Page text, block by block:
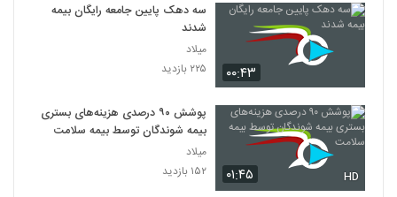
۰۰:۴۳
سه دهک پایین جامعه‌ رایگان بیمه
شدند
میلاد
۲۲۵ بازدید
۰۱:۴۵ HD
پوشش ۹۰ درصدی هزینه‌های بستری
بیمه شوندگان توسط بیمه سلامت
میلاد
۱۵۲ بازدید